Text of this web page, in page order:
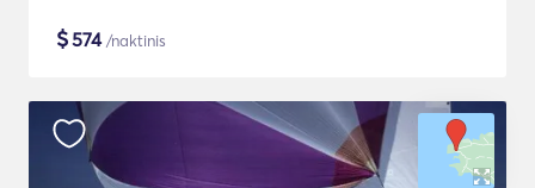
$574/naktinis